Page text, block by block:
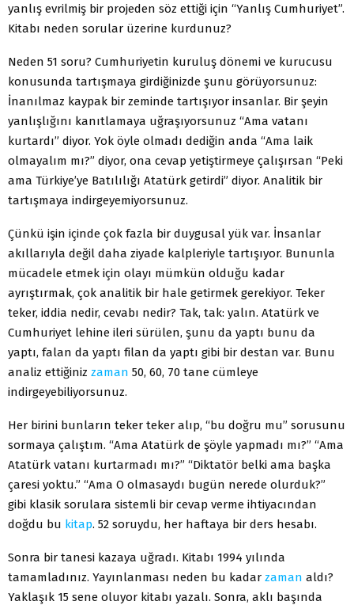
yanlış evrilmiş bir projeden söz ettiği için “Yanlış Cumhuriyet”.
Kitabı neden sorular üzerine kurdunuz?
Neden 51 soru? Cumhuriyetin kuruluş dönemi ve kurucusu
konusunda tartışmaya girdiğinizde şunu görüyorsunuz:
İnanılmaz kaypak bir zeminde tartışıyor insanlar. Bir şeyin
yanlışlığını kanıtlamaya uğraşıyorsunuz “Ama vatanı
kurtardı” diyor. Yok öyle olmadı dediğin anda “Ama laik
olmayalım mı?” diyor, ona cevap yetiştirmeye çalışırsan “Peki
ama Türkiye’ye Batılılığı Atatürk getirdi” diyor. Analitik bir
tartışmaya indirgeyemiyorsunuz.
Çünkü işin içinde çok fazla bir duygusal yük var. İnsanlar
akıllarıyla değil daha ziyade kalpleriyle tartışıyor. Bununla
mücadele etmek için olayı mümkün olduğu kadar
ayrıştırmak, çok analitik bir hale getirmek gerekiyor. Teker
teker, iddia nedir, cevabı nedir? Tak, tak: yalın. Atatürk ve
Cumhuriyet lehine ileri sürülen, şunu da yaptı bunu da
yaptı, falan da yaptı filan da yaptı gibi bir destan var. Bunu
analiz ettiğiniz zaman 50, 60, 70 tane cümleye
indirgeyebiliyorsunuz.
Her birini bunların teker teker alıp, “bu doğru mu” sorusunu
sormaya çalıştım. “Ama Atatürk de şöyle yapmadı mı?” “Ama
Atatürk vatanı kurtarmadı mı?” “Diktatör belki ama başka
çaresi yoktu.” “Ama O olmasaydı bugün nerede olurduk?”
gibi klasik sorulara sistemli bir cevap verme ihtiyacından
doğdu bu kitap. 52 soruydu, her haftaya bir ders hesabı.
Sonra bir tanesi kazaya uğradı. Kitabı 1994 yılında
tamamladınız. Yayınlanması neden bu kadar zaman aldı?
Yaklaşık 15 sene oluyor kitabı yazalı. Sonra, aklı başında